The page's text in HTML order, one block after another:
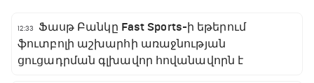
12:33
Ֆասթ Բանկը Fast Sports-ի եթերում
ֆուտբոլի աշխարհի առաջնության
ցուցադրման գլխավոր հովանավորն է